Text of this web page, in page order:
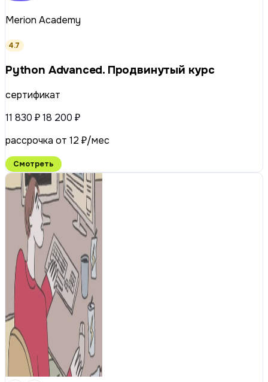
Merion Academy
4.7
Python Advanced. Продвинутый курс
сертификат
11 830 ₽18 200 ₽
рассрочка от 12 ₽/мес
Смотреть